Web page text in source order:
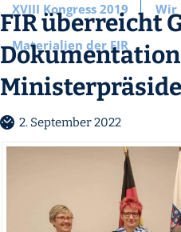
XVIII Kongress 2019 Wir
Materialien der FIR
FIR überreicht
2. September 2022